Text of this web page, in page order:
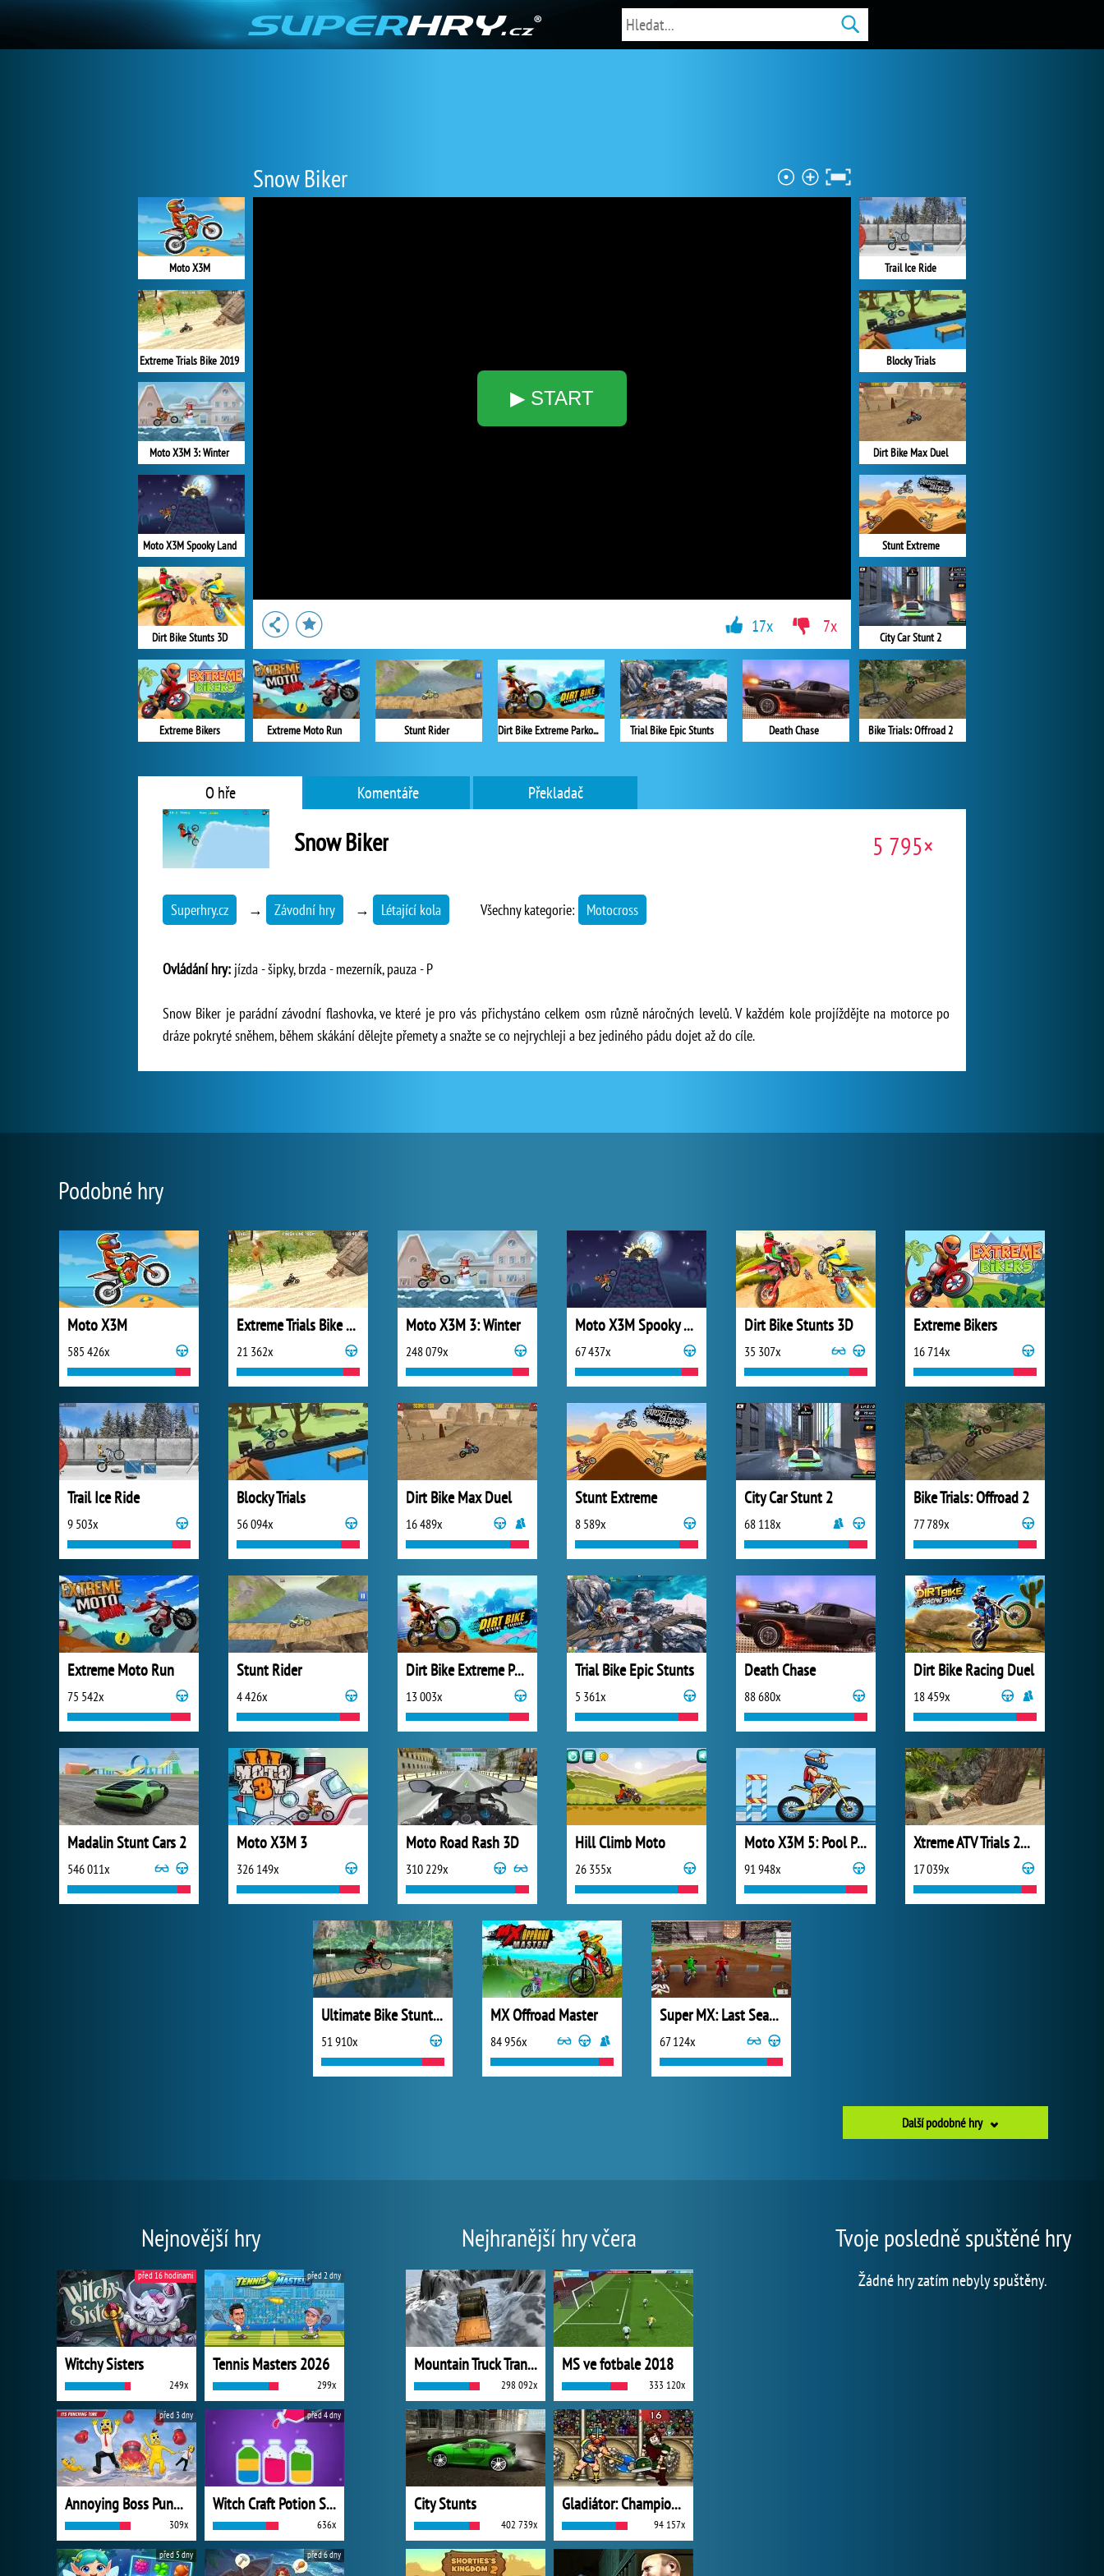
Snow Biker
▶ START
Moto X3M
Extreme Trials Bike 2019
Moto X3M 3: Winter
Moto X3M Spooky Land
Dirt Bike Stunts 3D
Extreme Bikers
Trail Ice Ride
Blocky Trials
Dirt Bike Max Duel
Stunt Extreme
City Car Stunt 2
Bike Trials: Offroad 2
Extreme Moto Run Stunt Rider Dirt Bike Extreme Parkour Trial Bike Epic Stunts Death Chase
17x 7x
O hře Komentáře Překladač
Snow Biker 5 795×
Superhry.cz → Závodní hry → Létající kola Všechny kategorie: Motocross
Ovládání hry: jízda - šipky, brzda - mezerník, pauza - P
Snow Biker je parádní závodní flashovka, ve které je pro vás přichystáno celkem osm různě náročných levelů. V každém kole projíždějte na motorce po
dráze pokryté sněhem, během skákání dělejte přemety a snažte se co nejrychleji a bez jediného pádu dojet až do cíle.
Podobné hry
Moto X3M
585 426x
Extreme Trials Bike 2019
21 362x
Moto X3M 3: Winter
248 079x
Moto X3M Spooky Land
67 437x
Dirt Bike Stunts 3D
35 307x
Extreme Bikers
16 714x
Trail Ice Ride
9 503x
Blocky Trials
56 094x
Dirt Bike Max Duel
16 489x
Stunt Extreme
8 589x
City Car Stunt 2
68 118x
Bike Trials: Offroad 2
77 789x
Extreme Moto Run
75 542x
Stunt Rider
4 426x
Dirt Bike Extreme Parkour
13 003x
Trial Bike Epic Stunts
5 361x
Death Chase
88 680x
Dirt Bike Racing Duel
18 459x
Madalin Stunt Cars 2
546 011x
Moto X3M 3
326 149x
Moto Road Rash 3D
310 229x
Hill Climb Moto
26 355x
Moto X3M 5: Pool Party
91 948x
Xtreme ATV Trials 2021
17 039x
Ultimate Bike Stunts 2018
51 910x
MX Offroad Master
84 956x
Super MX: Last Season
67 124x
Další podobné hry
Nejnovější hry
Witchy Sisters
249x
před 16 hodinami
Tennis Masters 2026
299x
před 2 dny
Annoying Boss Punch Game
309x
před 3 dny
Witch Craft Potion Sort
636x
před 4 dny
před 5 dny před 6 dny
Nejhranější hry včera
Mountain Truck Transport
298 092x
MS ve fotbale 2018
333 120x
City Stunts
402 739x
Gladiátor: Champions Sprint
94 157x
Tvoje posledně spuštěné hry
Žádné hry zatím nebyly spuštěny.